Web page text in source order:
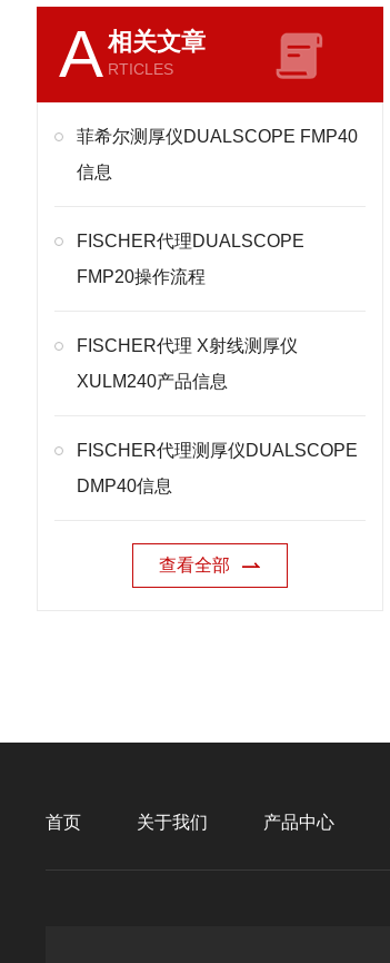
A相关文章
RTICLES
菲希尔测厚仪DUALSCOPE FMP40
信息
FISCHER代理DUALSCOPE
FMP20操作流程
FISCHER代理 X射线测厚仪
XULM240产品信息
FISCHER代理测厚仪DUALSCOPE
DMP40信息
查看全部
首页 关于我们 产品中心